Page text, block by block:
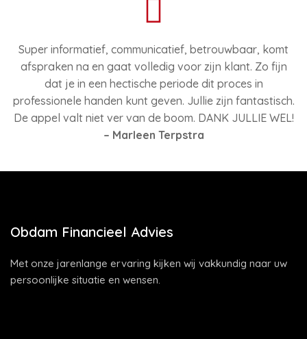
Super informatief, communicatief, betrouwbaar, komt
afspraken na en gaat volledig voor zijn klant. Zo fijn
dat je in een hectische periode dit proces in
professionele handen kunt geven. Jullie zijn fantastisch.
De appel valt niet ver van de boom. DANK JULLIE WEL!
– Marleen Terpstra
Obdam Financieel Advies
Met onze jarenlange ervaring kijken wij vakkundig naar uw
persoonlijke situatie en wensen.